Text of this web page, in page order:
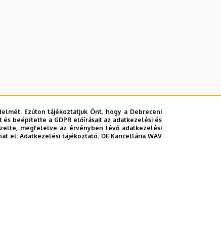
Ezúton tájékoztatjuk Önt, hogy a Debreceni
beépítette a GDPR előírásait az adatkezelési és
megfelelve az érvényben lévő adatkezelési
el:Adatkezelési tájékoztató. DE Kancellária WAV